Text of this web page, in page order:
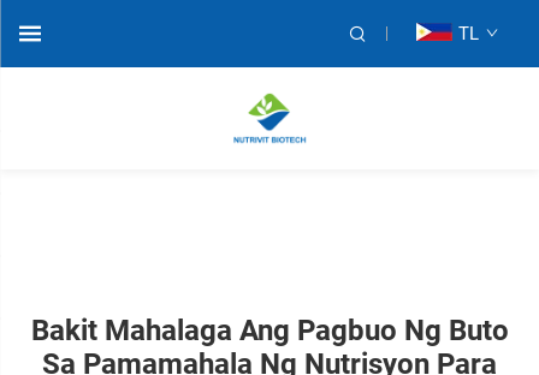
TL
Bakit Mahalaga Ang Pagbuo Ng Buto
Sa Pamamahala Ng Nutrisyon Para